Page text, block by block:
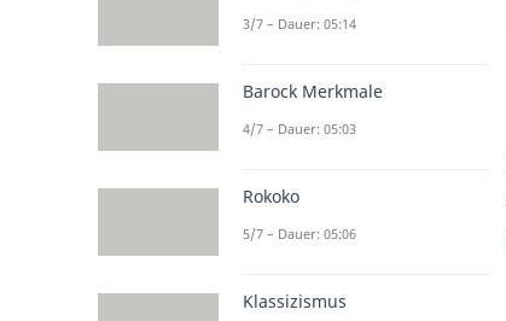
3/7 – Dauer: 05:14
Barock Merkmale
4/7 – Dauer: 05:03
Rokoko
5/7 – Dauer: 05:06
Klassizismus